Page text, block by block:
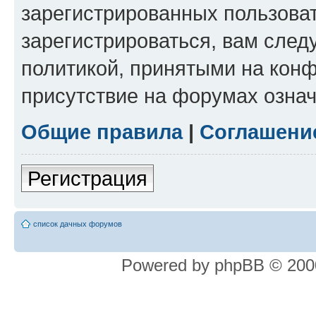
зарегистрированных
зарегистрироваться, вам
политикой, принятыми на
присутствие на форумах
Общие правила|
Регистрация
список дачных форумов
Powered by phpBB ©